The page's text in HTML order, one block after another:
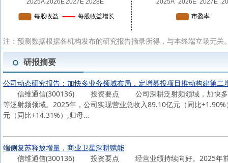
注：预测数据根据各机构发布的研究报告摘录所得，与本终端立场无
研报摘要
公司动态研究报告：加快多业务领域布局，定增募投项目推动构建第二
信维通信(300136) 投资要点 公司深耕泛射频领域，加快多业
等泛射频领域。2025年，公司实现营业总收入89.10亿元（同比
元（同比+14.31%）,归母…
端侧复苏释放增量，商业卫星深耕赋能
信维通信(300136) 投资要点 经营业绩持续向好。2025年前三